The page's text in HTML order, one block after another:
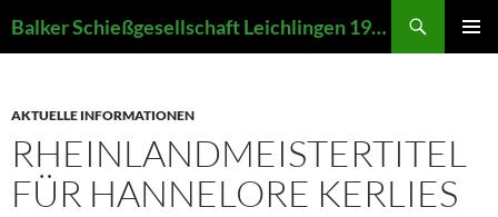
Inhalt
Balker Schießgesellschaft Leichlingen 1907 e.V.
AKTUELLE INFORMATIONEN
RHEINLANDMEISTERTITEL
FÜR HANNELORE KERLIES